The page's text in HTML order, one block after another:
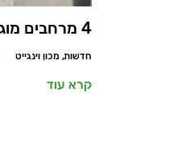
4 מרחבים מוגנים חדשים במכון וינגייט
חדשות, מכון וינגייט
קרא עוד